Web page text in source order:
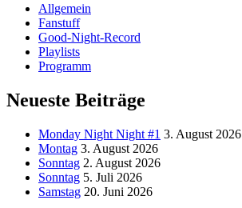
Allgemein
Fanstuff
Good-Night-Record
Playlists
Programm
Neueste Beiträge
Monday Night Night #1 3. August 2026
Montag 3. August 2026
Sonntag 2. August 2026
Sonntag 5. Juli 2026
Samstag 20. Juni 2026